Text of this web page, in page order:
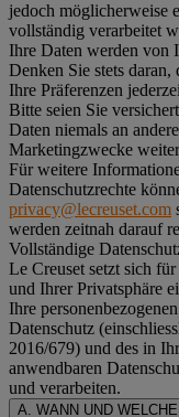
jedoch möglicherweise
vollständig verarbeitet
Ihre Daten werden von
Denken Sie stets
Ihre Präferenzen
Bitte seien Sie
Daten niemals an
Marketingzwecke
Für weitere
Datenschutzrechte
privacy@lecreuset.com
werden zeitnah darauf
Vollständige
Le Creuset setzt sich
und Ihrer Privatsphäre
Ihre
Datenschutz
2016/679) und des in
anwendbaren
und verarbeiten.
A. WANN UND